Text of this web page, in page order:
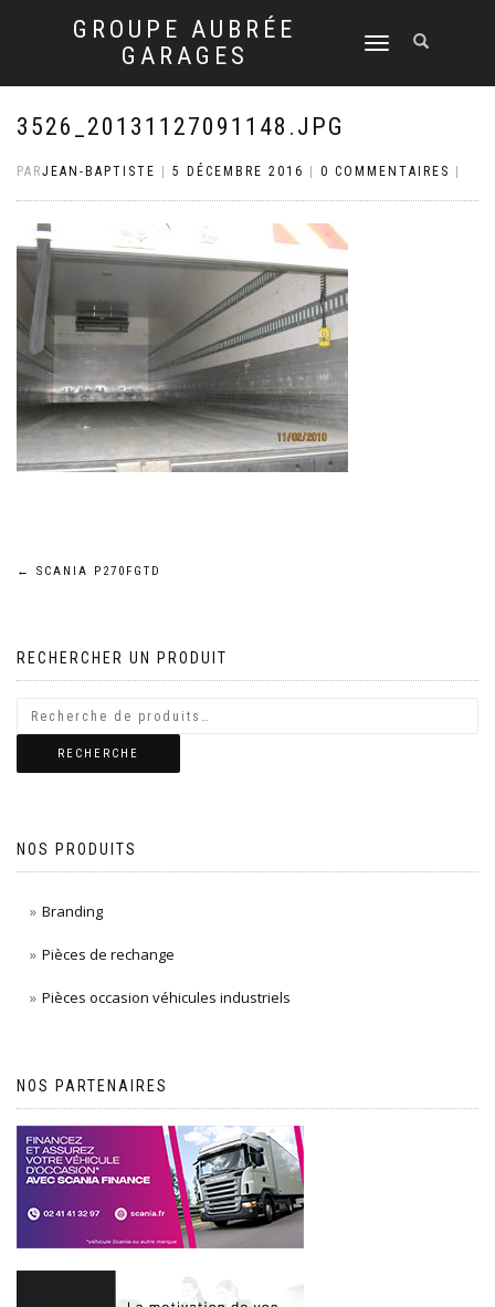
GROUPE AUBRÉE
GARAGES
DÉPLIER
NAVIGATION
3526_20131127091148.JPG
PARJEAN-BAPTISTE 5 DÉCEMBRE 2016 0 COMMENTAIRES
Navigation
l’article
← SCANIA P270FGTD
RECHERCHER UN PRODUIT
RECHERCHE
NOS PRODUITS
Branding
Pièces de rechange
Pièces occasion véhicules industriels
NOS PARTENAIRES